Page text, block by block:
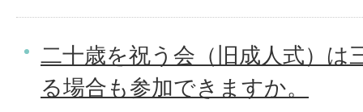
二十歳を祝う会（旧成人式）は
る場合も参加できますか。